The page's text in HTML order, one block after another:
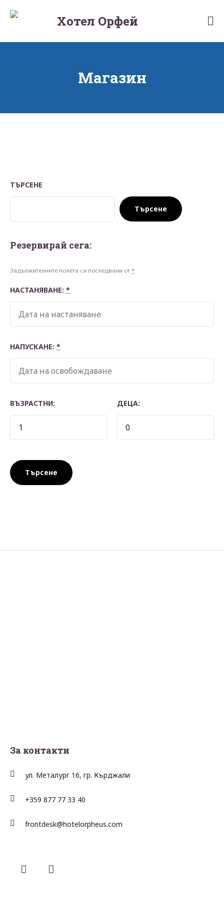
Хотел Орфей
Hotelorpheus
Магазин
ТЪРСЕНЕ
Търсене
Резервирай сегa:
Задължителните полета са последвани от *
НАСТАНЯВАНЕ: *
НАПУСКАНЕ: *
ВЪЗРАСТНИ: ДЕЦА:
За контакти
ул. Металург 16, гр. Кърджали
+359 877 77 33 40
frontdesk@hotelorpheus.com